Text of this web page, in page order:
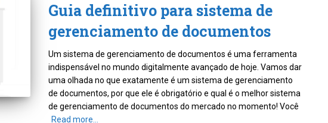
Guia definitivo para sistema de
gerenciamento de documentos
Um sistema de gerenciamento de documentos é uma ferramenta
indispensável no mundo digitalmente avançado de hoje. Vamos dar
uma olhada no que exatamente é um sistema de gerenciamento
de documentos, por que ele é obrigatório e qual é o melhor sistema
de gerenciamento de documentos do mercado no momento! Você
Read more…